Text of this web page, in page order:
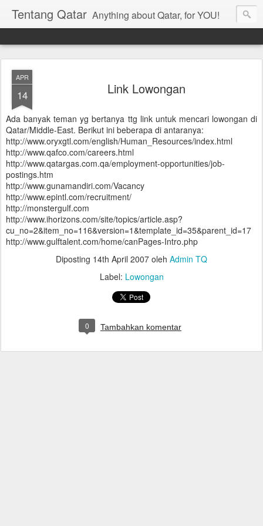
Tentang Qatar Anything about Qatar, for YOU!
APR
14 Link Lowongan
Ada banyak teman yg bertanya ttg link untuk mencari lowongan di
Qatar/Middle-East. Berikut ini beberapa di antaranya:
http://www.oryxgtl.com/english/Human_Resources/index.html
http://www.qafco.com/careers.html
http://www.qatargas.com.qa/employment-opportunities/job-
postings.htm
http://www.gunamandiri.com/Vacancy
http://www.epintl.com/recruitment/
http://monstergulf.com
http://www.ihorizons.com/site/topics/article.asp?
cu_no=2&item_no=116&version=1&template_id=35&parent_id=17
http://www.gulftalent.com/home/canPages-Intro.php
Diposting 14th April 2007 oleh Admin TQ
Label: Lowongan
0 Tambahkan komentar